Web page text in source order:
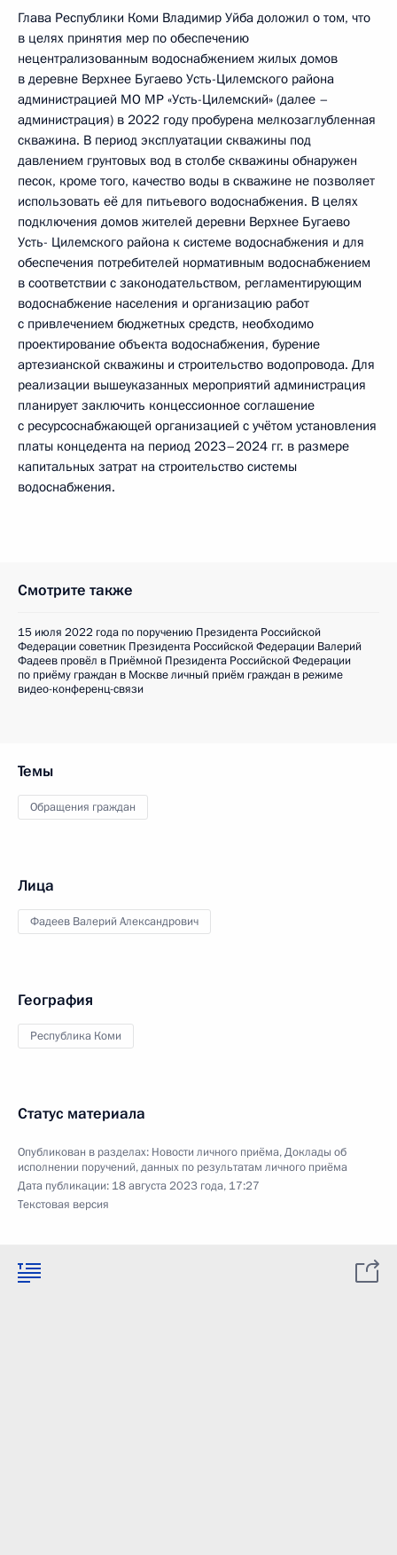
Глава Республики Коми Владимир Уйба доложил о том, что
в целях принятия мер по обеспечению
нецентрализованным водоснабжением жилых домов
в деревне Верхнее Бугаево Усть-Цилемского района
администрацией МО МР «Усть-Цилемский» (далее –
администрация) в 2022 году пробурена мелкозаглубленная
скважина. В период эксплуатации скважины под
давлением грунтовых вод в столбе скважины обнаружен
песок, кроме того, качество воды в скважине не позволяет
использовать её для питьевого водоснабжения. В целях
подключения домов жителей деревни Верхнее Бугаево
Усть- Цилемского района к системе водоснабжения и для
обеспечения потребителей нормативным водоснабжением
в соответствии с законодательством, регламентирующим
водоснабжение населения и организацию работ
с привлечением бюджетных средств, необходимо
проектирование объекта водоснабжения, бурение
артезианской скважины и строительство водопровода. Для
реализации вышеуказанных мероприятий администрация
планирует заключить концессионное соглашение
с ресурсоснабжающей организацией с учётом установления
платы концедента на период 2023–2024 гг. в размере
капитальных затрат на строительство системы
водоснабжения.
Смотрите также
15 июля 2022 года по поручению Президента Российской
Федерации советник Президента Российской Федерации Валерий
Фадеев провёл в Приёмной Президента Российской Федерации
по приёму граждан в Москве личный приём граждан в режиме
видео-конференц-связи
Темы
Обращения граждан
Лица
Фадеев Валерий Александрович
География
Республика Коми
Статус материала
Опубликован в разделах: Новости личного приёма,Доклады об
исполнении поручений, данных по результатам личного приёма
Дата публикации: 18 августа 2023 года, 17:27
Текстовая версия